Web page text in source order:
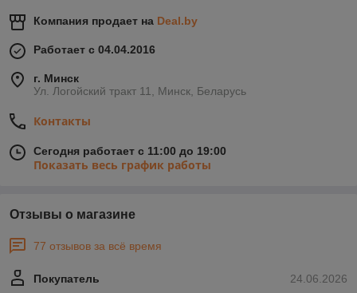
Компания продает на Deal.by
Работает с 04.04.2016
г. Минск
Ул. Логойский тракт 11, Минск, Беларусь
Контакты
Сегодня работает с 11:00 до 19:00
Показать весь график работы
Отзывы о магазине
77 отзывов за всё время
24.06.2026
Покупатель